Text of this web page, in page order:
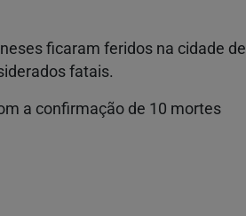
ficaram feridos na cidade de
fatais.
a confirmação de 10 mortes